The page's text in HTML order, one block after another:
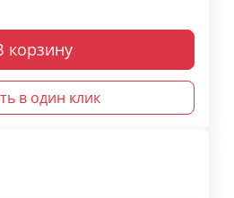
корзину
в один клик